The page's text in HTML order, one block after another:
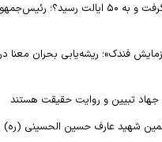
آمریکا چگونه شکل گرفت و به ۵۰ ایالت رسید؟؛
فندک»؛ ریشه‌یابی بحران معنا
جهاد تبیین و روایت حقیقت هستند
شهید عارف حسین الحسینی (ره)